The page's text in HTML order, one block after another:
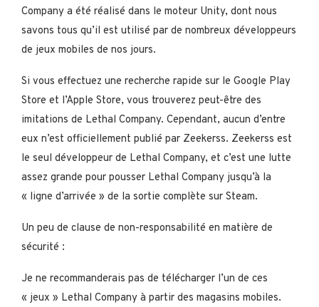
Company a été réalisé dans le moteur Unity, dont nous
savons tous qu’il est utilisé par de nombreux développeurs
de jeux mobiles de nos jours.
Si vous effectuez une recherche rapide sur le Google Play
Store et l’Apple Store, vous trouverez peut-être des
imitations de Lethal Company. Cependant, aucun d’entre
eux n’est officiellement publié par Zeekerss. Zeekerss est
le seul développeur de Lethal Company, et c’est une lutte
assez grande pour pousser Lethal Company jusqu’à la
« ligne d’arrivée » de la sortie complète sur Steam.
Un peu de clause de non-responsabilité en matière de
sécurité :
Je ne recommanderais pas de télécharger l’un de ces
« jeux » Lethal Company à partir des magasins mobiles.